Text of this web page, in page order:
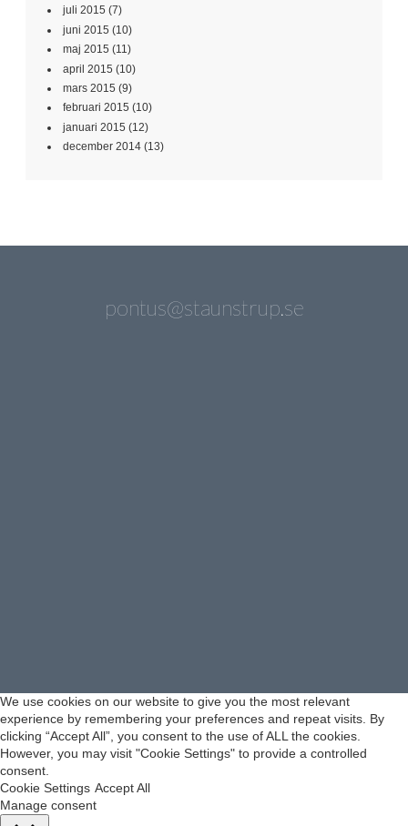
juli 2015 (7)
juni 2015 (10)
maj 2015 (11)
april 2015 (10)
mars 2015 (9)
februari 2015 (10)
januari 2015 (12)
december 2014 (13)
pontus@staunstrup.se
We use cookies on our website to give you the most relevant
experience by remembering your preferences and repeat visits. By
clicking “Accept All”, you consent to the use of ALL the cookies.
However, you may visit "Cookie Settings" to provide a controlled
consent.
Cookie Settings Accept All
Manage consent